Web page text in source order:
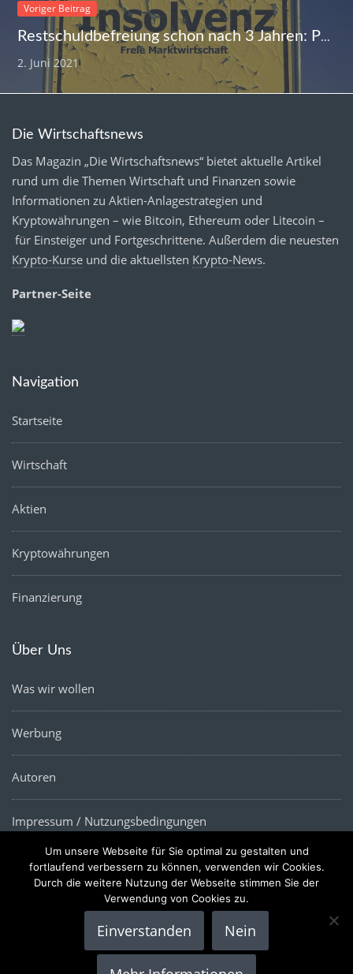
Voriger Beitrag
Restschuldbefreiung schon nach 3 Jahren: Privatinsolvenzen 2021 sprunghaft angestiegen
2. Juni 2021
Die Wirtschaftsnews
Das Magazin „Die Wirtschaftsnews“ bietet aktuelle Artikel
rund um die Themen Wirtschaft und Finanzen sowie
Informationen zu Aktien-Anlagestrategien und
Kryptowährungen – wie Bitcoin, Ethereum oder Litecoin –
für Einsteiger und Fortgeschrittene. Außerdem die neuesten
Krypto-Kurse und die aktuellsten Krypto-News.
Partner-Seite
Navigation
Startseite
Wirtschaft
Aktien
Kryptowährungen
Finanzierung
Über Uns
Was wir wollen
Werbung
Autoren
Impressum / Nutzungsbedingungen
Datenschutz
Copyright © 2022 |Die Wirtschaftsnews- Alle Rechte
Um unsere Webseite für Sie optimal zu gestalten und
fortlaufend verbessern zu können, verwenden wir Cookies.
Durch die weitere Nutzung der Webseite stimmen Sie der
Verwendung von Cookies zu.
Einverstanden Nein